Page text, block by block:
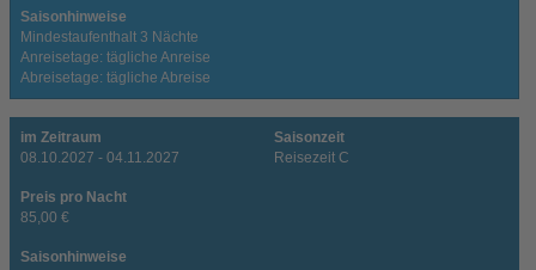
Saisonhinweise
Mindestaufenthalt 3 Nächte
Anreisetage: tägliche Anreise
Abreisetage: tägliche Abreise
im Zeitraum
08.10.2027 - 04.11.2027
Saisonzeit
Reisezeit C
Preis pro Nacht
85,00 €
Saisonhinweise